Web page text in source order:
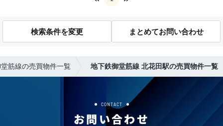
検索条件を変更 まとめてお問い合わせ
筋線の売買物件一覧 地下鉄御堂筋線 北花田駅の売買物件一覧
CONTACT
お問い合わせ